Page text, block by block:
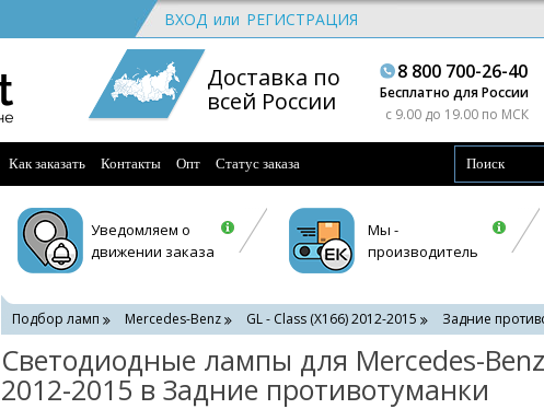
ВХОД или РЕГИСТРАЦИЯ
Доставка по
всей России
8 800 700-26-40
Бесплатно для России
c 9.00 до 19.00 по МСК
Как заказать Контакты Опт Статус заказа
Уведомляем о
движении заказа
Мы -
производитель
Подбор ламп Mercedes-Benz GL - Class (X166) 2012-2015 Задние
Светодиодные лампы для Mercedes-Benz
2012-2015 в Задние противотуманки